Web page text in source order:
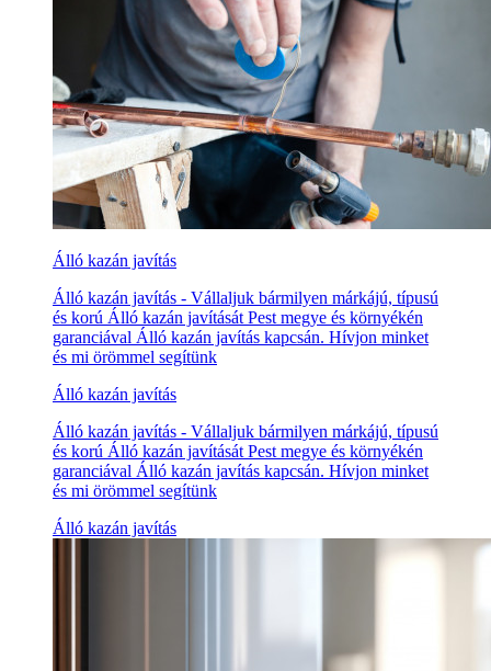
Álló kazán javítás
Álló kazán javítás - Vállaljuk bármilyen márkájú, típusú
és korú Álló kazán javítását Pest megye és környékén
garanciával Álló kazán javítás kapcsán. Hívjon minket
és mi örömmel segítünk
Álló kazán javítás
Álló kazán javítás - Vállaljuk bármilyen márkájú, típusú
és korú Álló kazán javítását Pest megye és környékén
garanciával Álló kazán javítás kapcsán. Hívjon minket
és mi örömmel segítünk
Álló kazán javítás